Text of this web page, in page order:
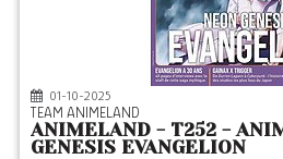
01-10-2025
TEAM ANIMELAND
ANIMELAND - T252 -
GENESIS EVANGELION